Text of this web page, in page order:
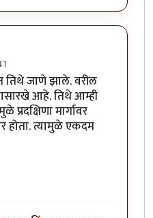
तिथे जाणे झाले. वरील
आहे. तिथे आम्ही
मार्गावर
होता. त्यामुळे एकदम